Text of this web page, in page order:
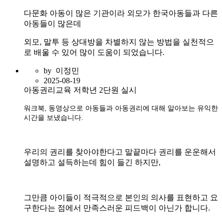
다문화 아동이 많은 기관이라 외모가 한국아동들과 다른
아동들이 많은데
외모, 말투 등 상대방을 차별하지 않는 방법을 실천적으
로 배울 수 있어 많이 도움이 되었습니다.
by 이정민
2025-08-19
아동권리교육 저학년 2단원 실시
워크북, 동영상으로 아동들과 아동권리에 대해 알아보는 유익한
시간을 보냈습니다.
우리의 권리를 찾아야한다고 말끝마다 권리를 운운해서
설명하고 설득하는데 힘이 들긴 하지만,
그만큼 아이들이 적극적으로 본인의 의사를 표현하고 요
구한다는 점에서 만족스러운 피드백이 아닌가 합니다.